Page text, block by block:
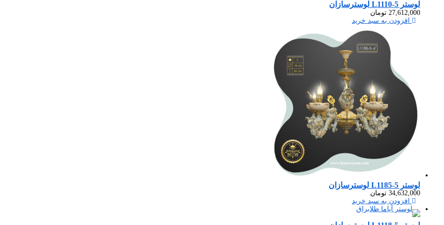
لوستر L1110-5 لوسترسازان
27,612,000 تومان
افزودن به سبد خرید
لوستر L1185-5 لوسترسازان
34,632,000 تومان
افزودن به سبد خرید